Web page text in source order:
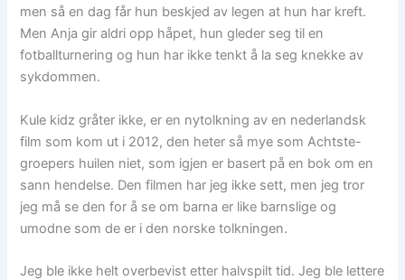
men så en dag får hun beskjed av legen at hun har kreft.
Men Anja gir aldri opp håpet, hun gleder seg til en
fotballturnering og hun har ikke tenkt å la seg knekke av
sykdommen.
Kule kidz gråter ikke, er en nytolkning av en nederlandsk
film som kom ut i 2012, den heter så mye som Achtste-
groepers huilen niet, som igjen er basert på en bok om en
sann hendelse. Den filmen har jeg ikke sett, men jeg tror
jeg må se den for å se om barna er like barnslige og
umodne som de er i den norske tolkningen.
Jeg ble ikke helt overbevist etter halvspilt tid. Jeg ble lettere